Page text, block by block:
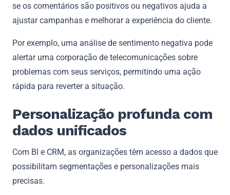
se os comentários são positivos ou negativos ajuda a
ajustar campanhas e melhorar a experiência do cliente.
Por exemplo, uma análise de sentimento negativa pode
alertar uma corporação de telecomunicações sobre
problemas com seus serviços, permitindo uma ação
rápida para reverter a situação.
Personalização profunda com
dados unificados
Com BI e CRM, as organizações têm acesso a dados que
possibilitam segmentações e personalizações mais
precisas.